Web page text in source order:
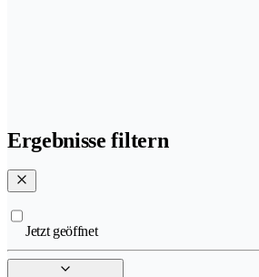
Ergebnisse filtern
Jetzt geöffnet